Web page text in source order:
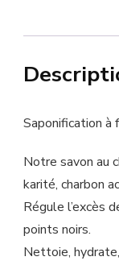
Saponification à
Notre savon au
karité, charbon
Régule l’excès
points noirs.
Nettoie,